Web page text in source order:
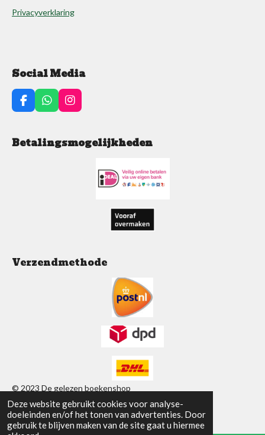
Deze website gebruikt cookies voor analyse-
doeleinden en/of het tonen van advertenties. Door
gebruik te blijven maken van de site gaat u hiermee
Privacyverklaring
Social Media
F
a
e
b
W
h
t
s
I
n
a
Betalingsmogelijkheden
Verzendmethode
© 2023 De gelezen boekenshop
Powered byJouwWeb